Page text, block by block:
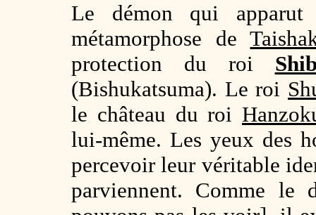
Le démon qui
métamorphose de
protection du roi
(Bishukatsuma). Le roi
le château du roi
lui-même. Les yeux des
percevoir leur véritable
parviennent. Comme